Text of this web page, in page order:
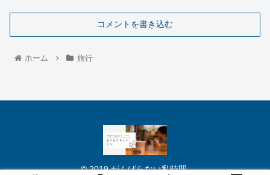
コメントを書き込む
ホーム 旅行
© 2019 がんばらない私時間.